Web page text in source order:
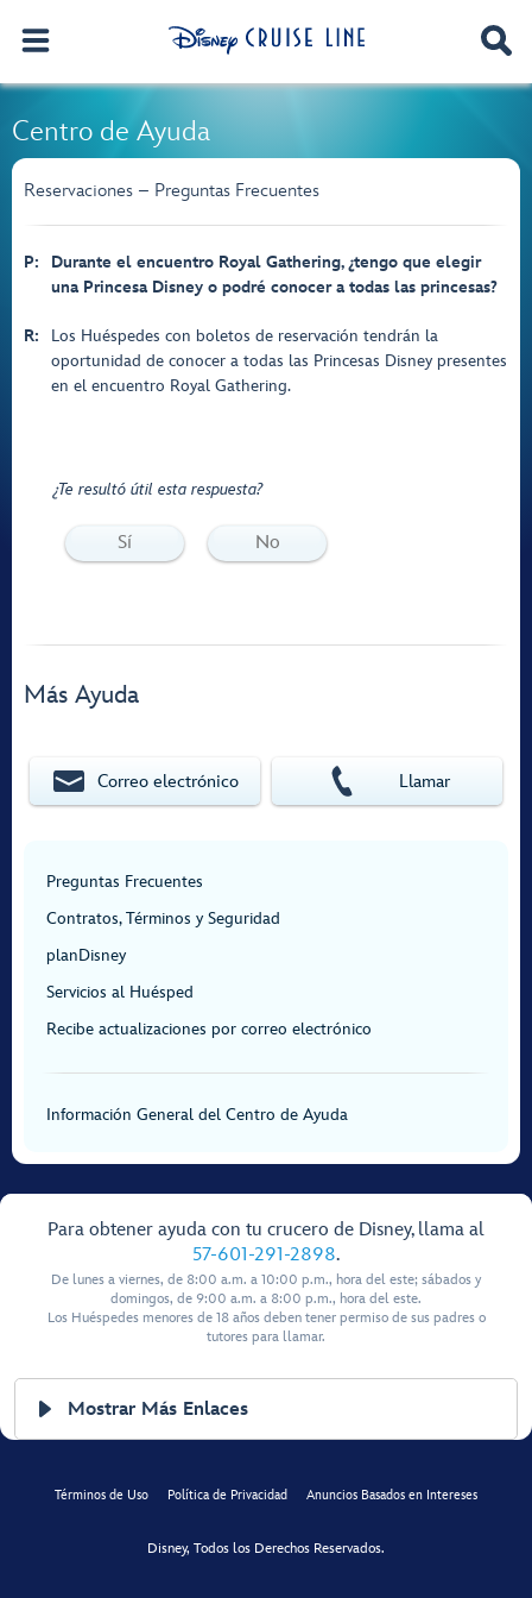
Centro de Ayuda
Reservaciones – Preguntas Frecuentes
P:
Durante el encuentro Royal Gathering, ¿tengo que elegir
una Princesa Disney o podré conocer a todas las princesas?
R:
Los Huéspedes con boletos de reservación tendrán la
oportunidad de conocer a todas las Princesas Disney presentes
en el encuentro Royal Gathering.
¿Te resultó útil esta respuesta?
Sí No
Más Ayuda
Correo electrónico Llamar
Preguntas Frecuentes
Contratos, Términos y Seguridad
planDisney
Servicios al Huésped
Recibe actualizaciones por correo electrónico
Información General del Centro de Ayuda
Para obtener ayuda con tu crucero de Disney, llama al
57-601-291-2898.
De lunes a viernes, de 8:00 a.m. a 10:00 p.m., hora del este; sábados y
domingos, de 9:00 a.m. a 8:00 p.m., hora del este.
Los Huéspedes menores de 18 años deben tener permiso de sus padres o
tutores para llamar.
Mostrar Más Enlaces
Términos de Uso Política de Privacidad Anuncios Basados en Intereses
Disney, Todos los Derechos Reservados.